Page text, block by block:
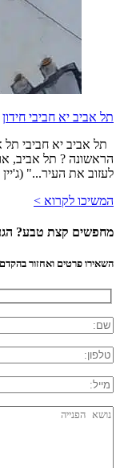
תל אביב יא חביבי חידון
תל אביב יא חביבי
הראשונה ? תל אביב,
לעזוב את העיר..."
המשיכו לקרוא >
מחפשים קצת טבע?
השאירו פרטים ואחזור